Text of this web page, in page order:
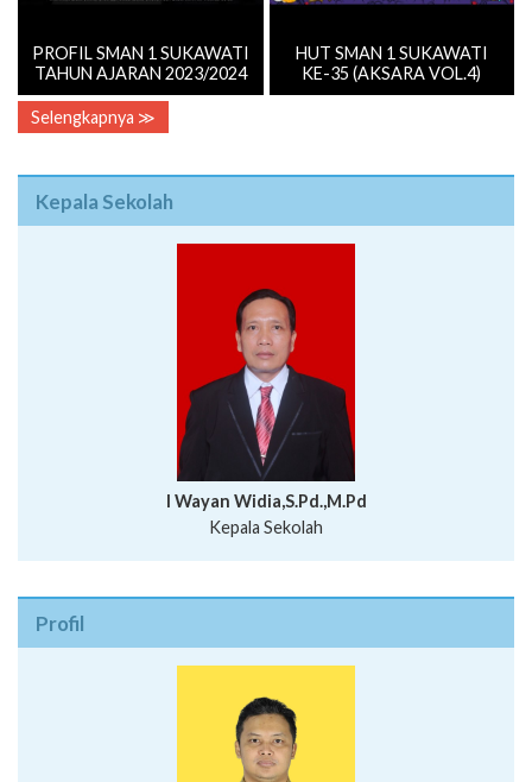
PROFIL SMAN 1 SUKAWATI
TAHUN AJARAN 2023/2024
HUT SMAN 1 SUKAWATI
KE-35 (AKSARA VOL.4)
Selengkapnya ≫
Kepala Sekolah
I Wayan Widia,S.Pd.,M.Pd
Kepala Sekolah
Profil